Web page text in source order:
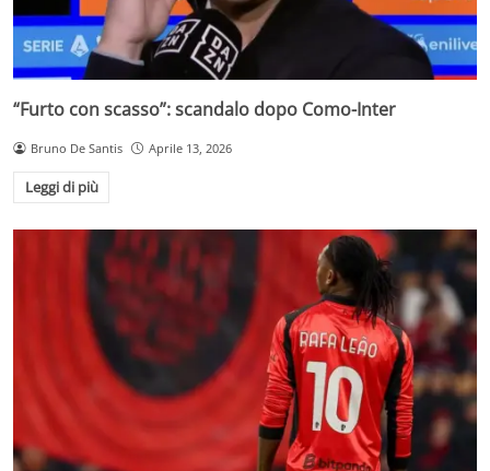
“Furto con scasso”: scandalo dopo Como-Inter
Bruno De Santis Aprile 13, 2026
Leggi di più